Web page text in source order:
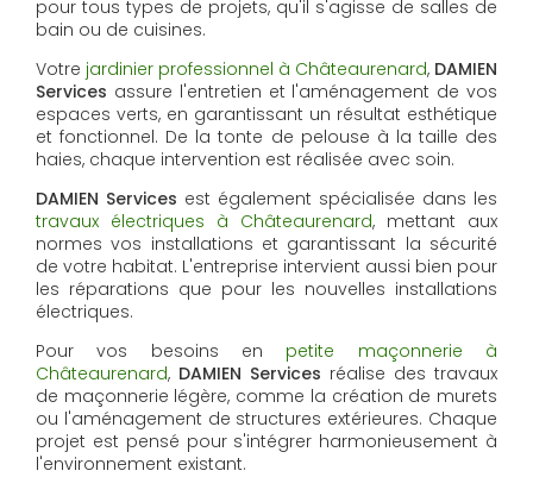
pour tous types de projets, qu'il s'agisse de salles de
bain ou de cuisines.
Votre jardinier professionnel à Châteaurenard, DAMIEN
Services assure l'entretien et l'aménagement de vos
espaces verts, en garantissant un résultat esthétique
et fonctionnel. De la tonte de pelouse à la taille des
haies, chaque intervention est réalisée avec soin.
DAMIEN Services est également spécialisée dans les
travaux électriques à Châteaurenard, mettant aux
normes vos installations et garantissant la sécurité
de votre habitat. L'entreprise intervient aussi bien pour
les réparations que pour les nouvelles installations
électriques.
Pour vos besoins en petite maçonnerie à
Châteaurenard, DAMIEN Services réalise des travaux
de maçonnerie légère, comme la création de murets
ou l'aménagement de structures extérieures. Chaque
projet est pensé pour s'intégrer harmonieusement à
l'environnement existant.